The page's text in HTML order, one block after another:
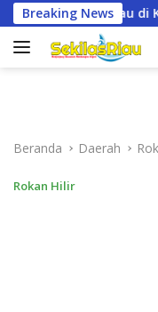
Langsung
ke
konten
Breaking NewsWakili
Beranda Daerah
Rokan Hilir